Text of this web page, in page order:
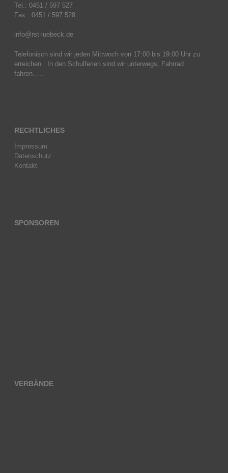
Tel.: 0451 / 597 527
Fax.: 0451 / 597 528
info@rst-luebeck.de
Telefonisch sind wir jeden Mittwoch von 17:00 bis 19:00 Uhr zu
erreichen. In den Schulferien sind wir unterwegs, Fahrrad
fahren…..
RECHTLICHES
Impressum
Datenschutz
Kontakt
SPONSOREN
VERBÄNDE